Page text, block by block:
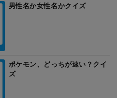
男性名か女性名かクイズ
ポケモン、どっちが速い？クイ
ズ